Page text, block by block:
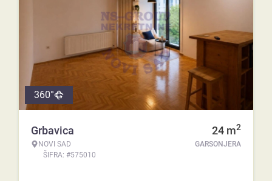
360°
Grbavica
NOVI SAD
ŠIFRA: #575010
24 m2
GARSONJERA